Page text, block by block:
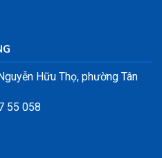
Hữu Thọ, phường Tân
55 058